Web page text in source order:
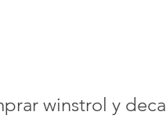
winstrol y deca